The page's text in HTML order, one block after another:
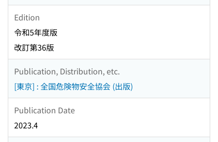
Edition
令和5年度版
改訂第36版
Publication, Distribution, etc.
[東京] : 全国危険物安全協会 (出版)
Publication Date
2023.4